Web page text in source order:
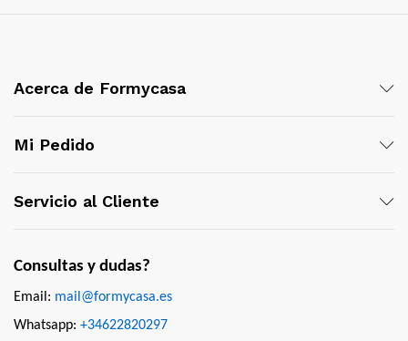
Acerca de Formycasa
Mi Pedido
Servicio al Cliente
Consultas y dudas?
Email: mail@formycasa.es
Whatsapp: +34622820297